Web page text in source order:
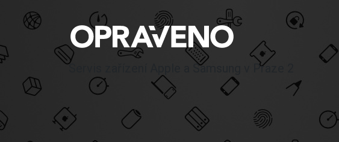
Servis zařízení Apple a Samsung v Praze 2